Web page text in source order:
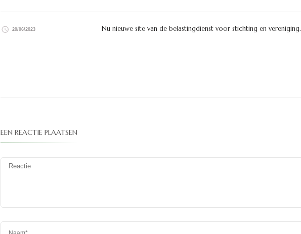
20/06/2023 Nu nieuwe site van de belastingdienst voor stichting en vereniging.
EEN REACTIE PLAATSEN